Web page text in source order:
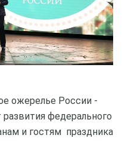
ожерелье России -
федерального
и гостям праздника